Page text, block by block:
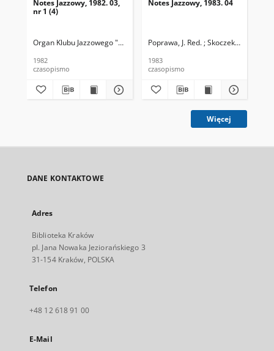
Notes Jazzowy, 1982. 03,
nr 1 (4)
Organ Klubu Jazzowego "Rotunda" Skoczek, T. Red.
1982
czasopismo
Notes Jazzowy, 1983. 04
Poprawa, J. Red. ; Skoczek T. Red.
1983
czasopismo
Więcej
DANE KONTAKTOWE
Adres
Biblioteka Kraków
pl. Jana Nowaka Jeziorańskiego 3
31-154 Kraków, POLSKA
Telefon
+48 12 618 91 00
E-Mail